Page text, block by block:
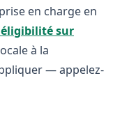
en charge en
sur
à la
— appelez-